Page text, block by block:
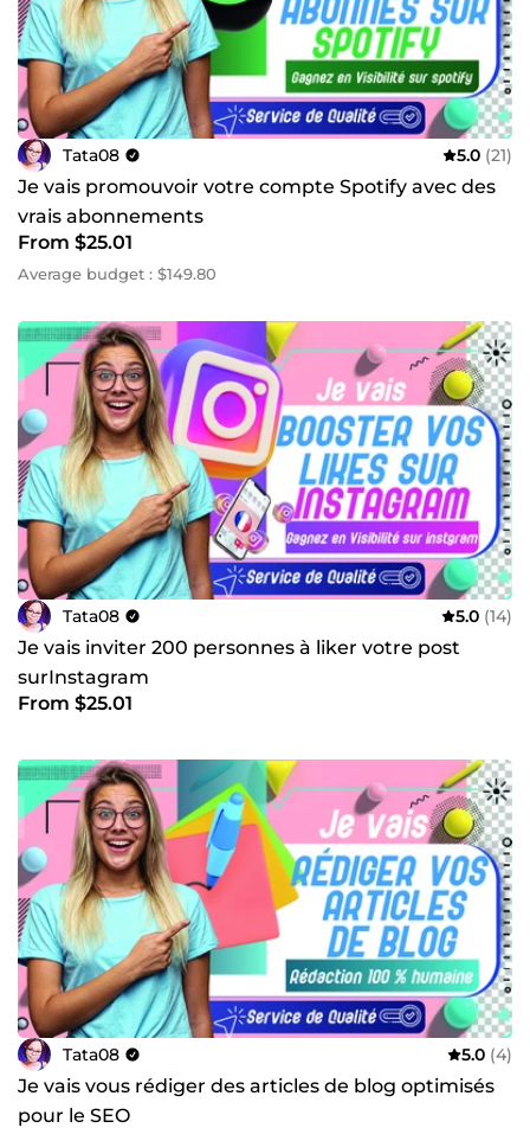
Tata08 5.0 (21)
Je vais promouvoir votre compte Spotify avec des
vrais abonnements
From $25.01
Average budget : $149.80
Tata08 5.0 (14)
Je vais inviter 200 personnes à liker votre post
surInstagram
From $25.01
Tata08 5.0 (4)
Je vais vous rédiger des articles de blog optimisés
pour le SEO